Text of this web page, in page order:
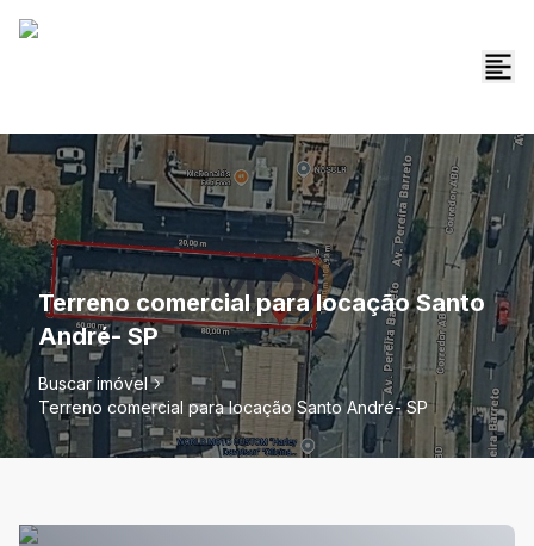
Terreno comercial para locação Santo
André- SP
Buscar imóvel
Terreno comercial para locação Santo André- SP